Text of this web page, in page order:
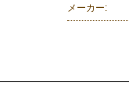
メーカー: